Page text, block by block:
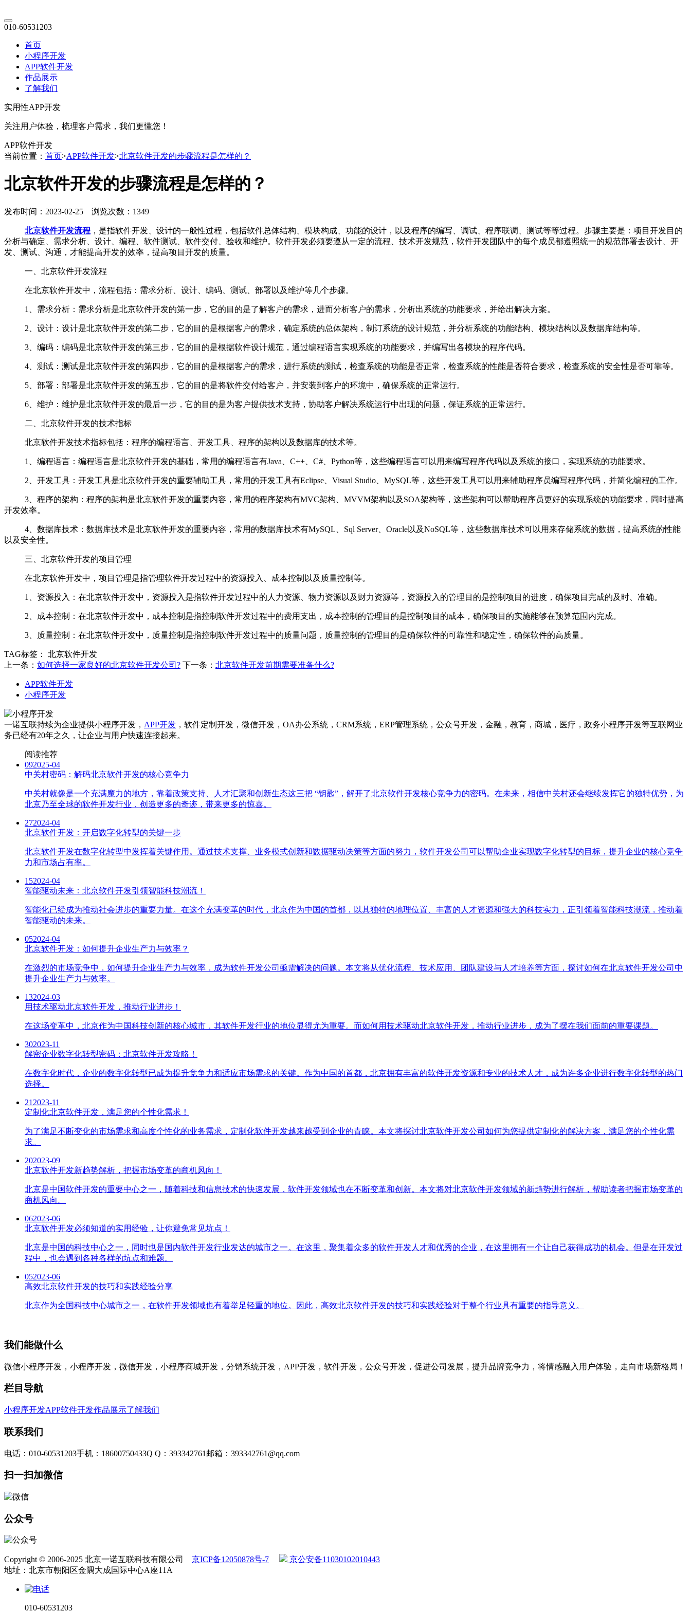
010-60531203
首页
小程序开发
APP软件开发
作品展示
了解我们
实用性APP开发
关注用户体验，梳理客户需求，我们更懂您！
APP软件开发
当前位置： 首页>APP软件开发>北京软件开发的步骤流程是怎样的？
北京软件开发的步骤流程是怎样的？
发布时间：2023-02-25 浏览次数：1349
北京软件开发流程 ，是指软件开发、设计的一般性过程，包括软件总体结构、模块构成、功能的设计，以及程序的编写、调试、程序联调、测试等等过程。步骤主要是：项目开发目的
分析与确定、需求分析、设计、编程、软件测试、软件交付、验收和维护。软件开发必须要遵从一定的流程、技术开发规范，软件开发团队中的每个成员都遵照统一的规范部署去设计、开
发、测试、沟通，才能提高开发的效率，提高项目开发的质量。
一、北京软件开发流程
在北京软件开发中，流程包括：需求分析、设计、编码、测试、部署以及维护等几个步骤。
1、需求分析：需求分析是北京软件开发的第一步，它的目的是了解客户的需求，进而分析客户的需求，分析出系统的功能要求，并给出解决方案。
2、设计：设计是北京软件开发的第二步，它的目的是根据客户的需求，确定系统的总体架构，制订系统的设计规范，并分析系统的功能结构、模块结构以及数据库结构等。
3、编码：编码是北京软件开发的第三步，它的目的是根据软件设计规范，通过编程语言实现系统的功能要求，并编写出各模块的程序代码。
4、测试：测试是北京软件开发的第四步，它的目的是根据客户的需求，进行系统的测试，检查系统的功能是否正常，检查系统的性能是否符合要求，检查系统的安全性是否可靠等。
5、部署：部署是北京软件开发的第五步，它的目的是将软件交付给客户，并安装到客户的环境中，确保系统的正常运行。
6、维护：维护是北京软件开发的最后一步，它的目的是为客户提供技术支持，协助客户解决系统运行中出现的问题，保证系统的正常运行。
二、北京软件开发的技术指标
北京软件开发技术指标包括：程序的编程语言、开发工具、程序的架构以及数据库的技术等。
1、编程语言：编程语言是北京软件开发的基础，常用的编程语言有Java、C++、C#、Python等，这些编程语言可以用来编写程序代码以及系统的接口，实现系统的功能要求。
2、开发工具：开发工具是北京软件开发的重要辅助工具，常用的开发工具有Eclipse、Visual Studio、MySQL等，这些开发工具可以用来辅助程序员编写程序代码，并简化编程的工作。
3、程序的架构：程序的架构是北京软件开发的重要内容，常用的程序架构有MVC架构、MVVM架构以及SOA架构等，这些架构可以帮助程序员更好的实现系统的功能要求，同时提高
开发效率。
4、数据库技术：数据库技术是北京软件开发的重要内容，常用的数据库技术有MySQL、Sql Server、Oracle以及NoSQL等，这些数据库技术可以用来存储系统的数据，提高系统的性能
以及安全性。
三、北京软件开发的项目管理
在北京软件开发中，项目管理是指管理软件开发过程中的资源投入、成本控制以及质量控制等。
1、资源投入：在北京软件开发中，资源投入是指软件开发过程中的人力资源、物力资源以及财力资源等，资源投入的管理目的是控制项目的进度，确保项目完成的及时、准确。
2、成本控制：在北京软件开发中，成本控制是指控制软件开发过程中的费用支出，成本控制的管理目的是控制项目的成本，确保项目的实施能够在预算范围内完成。
3、质量控制：在北京软件开发中，质量控制是指控制软件开发过程中的质量问题，质量控制的管理目的是确保软件的可靠性和稳定性，确保软件的高质量。
TAG标签：
北京软件开发
上一条： 如何选择一家良好的北京软件开发公司? 下一条： 北京软件开发前期需要准备什么?
APP软件开发
小程序开发
一诺互联持续为企业提供小程序开发， APP开发 ，软件定制开发，微信开发，OA办公系统，CRM系统，ERP管理系统，公众号开发，金融，教育，商城，医疗，政务小程序开发等互联网业
务已经有20年之久，让企业与用户快速连接起来。
阅读推荐
092025-04
中关村密码：解码北京软件开发的核心竞争力
中关村就像是一个充满魔力的地方，靠着政策支持、人才汇聚和创新生态这三把 “钥匙”，解开了北京软件开发核心竞争力的密码。在未来，相信中关村还会继续发挥它的独特优势，为
北京乃至全球的软件开发行业，创造更多的奇迹，带来更多的惊喜。
272024-04
北京软件开发：开启数字化转型的关键一步
北京软件开发在数字化转型中发挥着关键作用。通过技术支撑、业务模式创新和数据驱动决策等方面的努力，软件开发公司可以帮助企业实现数字化转型的目标，提升企业的核心竞争
力和市场占有率。
152024-04
智能驱动未来：北京软件开发引领智能科技潮流！
智能化已经成为推动社会进步的重要力量。在这个充满变革的时代，北京作为中国的首都，以其独特的地理位置、丰富的人才资源和强大的科技实力，正引领着智能科技潮流，推动着
智能驱动的未来。
052024-04
北京软件开发：如何提升企业生产力与效率？
在激烈的市场竞争中，如何提升企业生产力与效率，成为软件开发公司亟需解决的问题。本文将从优化流程、技术应用、团队建设与人才培养等方面，探讨如何在北京软件开发公司中
提升企业生产力与效率。
132024-03
用技术驱动北京软件开发，推动行业进步！
在这场变革中，北京作为中国科技创新的核心城市，其软件开发行业的地位显得尤为重要。而如何用技术驱动北京软件开发，推动行业进步，成为了摆在我们面前的重要课题。
302023-11
解密企业数字化转型密码：北京软件开发攻略！
在数字化时代，企业的数字化转型已成为提升竞争力和适应市场需求的关键。作为中国的首都，北京拥有丰富的软件开发资源和专业的技术人才，成为许多企业进行数字化转型的热门
选择。
21 2023-11
定制化北京软件开发，满足您的个性化需求！
为了满足不断变化的市场需求和高度个性化的业务需求，定制化软件开发越来越受到企业的青睐。本文将探讨北京软件开发公司如何为您提供定制化的解决方案，满足您的个性化需
求。
202023-09
北京软件开发新趋势解析，把握市场变革的商机风向！
北京是中国软件开发的重要中心之一，随着科技和信息技术的快速发展，软件开发领域也在不断变革和创新。本文将对北京软件开发领域的新趋势进行解析，帮助读者把握市场变革的
商机风向。
062023-06
北京软件开发必须知道的实用经验，让你避免常见坑点！
北京是中国的科技中心之一，同时也是国内软件开发行业发达的城市之一。在这里，聚集着众多的软件开发人才和优秀的企业，在这里拥有一个让自己获得成功的机会。但是在开发过
程中，也会遇到各种各样的坑点和难题。
052023-06
高效北京软件开发的技巧和实践经验分享
北京作为全国科技中心城市之一，在软件开发领域也有着举足轻重的地位。因此，高效北京软件开发的技巧和实践经验对于整个行业具有重要的指导意义。
我们能做什么
微信小程序开发，小程序开发，微信开发，小程序商城开发，分销系统开发，APP开发，软件开发，公众号开发，促进公司发展，提升品牌竞争力，将情感融入用户体验，走向市场新格局！
栏目导航
小程序开发APP软件开发作品展示了解我们
联系我们
电话：010-60531203手机：18600750433Q Q：393342761 邮箱：393342761@qq.com
扫一扫加微信
公众号
Copyright © 2006-2025 北京一诺互联科技有限公司 京ICP备12050878号-7
京公安备11030102010443
地址：北京市朝阳区金隅大成国际中心A座11A
010-60531203